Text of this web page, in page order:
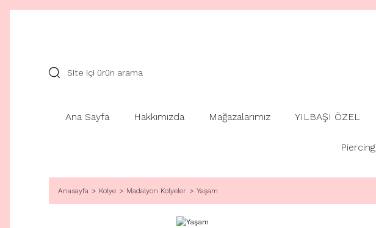
Ana Sayfa Hakkımızda Mağazalarımız YILBAŞI ÖZEL
Piercing
Anasayfa Kolye Madalyon Kolyeler Yaşam